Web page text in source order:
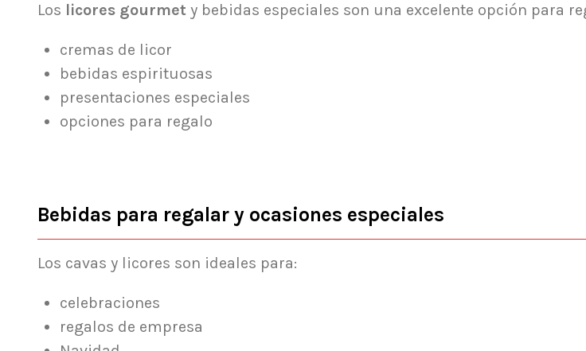
Los licores gourmet y bebidas especiales son una excelente opción para
cremas de licor
bebidas espirituosas
presentaciones especiales
opciones para regalo
Bebidas para regalar y ocasiones especiales
Los cavas y licores son ideales para:
celebraciones
regalos de empresa